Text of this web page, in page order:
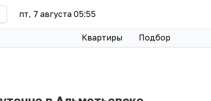
пт, 7 августа 05:55
Квартиры Подбор